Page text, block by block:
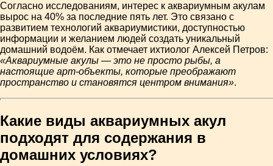
Согласно исследованиям, интерес к аквариумным акулам
вырос на 40% за последние пять лет. Это связано с
развитием технологий аквариумистики, доступностью
информации и желанием людей создать уникальный
домашний водоём. Как отмечает ихтиолог Алексей Петров:
«Аквариумные акулы — это не просто рыбы, а
настоящие арт-объекты, которые преображают
пространство и становятся центром внимания».
Какие виды аквариумных акул
подходят для содержания в
домашних условиях?